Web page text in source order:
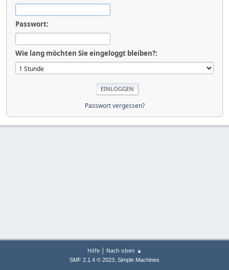
Passwort:
Wie lang möchten Sie eingeloggt bleiben?:
Passwort vergessen?
Hilfe| Nach oben ▲
SMF 2.1.4 © 2023, Simple Machines